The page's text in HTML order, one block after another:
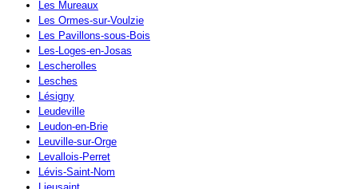
Les Mureaux
Les Ormes-sur-Voulzie
Les Pavillons-sous-Bois
Les-Loges-en-Josas
Lescherolles
Lesches
Lésigny
Leudeville
Leudon-en-Brie
Leuville-sur-Orge
Levallois-Perret
Lévis-Saint-Nom